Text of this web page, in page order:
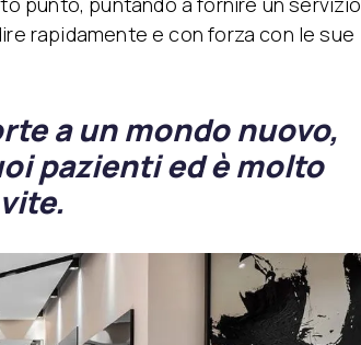
rapidamente e con forza con le sue
a un mondo nuovo,
pazienti ed è molto